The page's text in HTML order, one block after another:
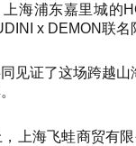
海浦东嘉里城的
x DEMON联名
见证了这场跨越山
上海飞蛙商贸有